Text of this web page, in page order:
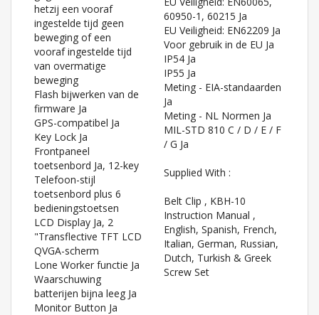
hetzij een vooraf
ingestelde tijd geen
beweging of een
vooraf ingestelde tijd
van overmatige
beweging
Flash bijwerken van de
firmware Ja
GPS-compatibel Ja
Key Lock Ja
Frontpaneel
toetsenbord Ja, 12-key
Telefoon-stijl
toetsenbord plus 6
bedieningstoetsen
LCD Display Ja, 2
"Transflective TFT LCD
QVGA-scherm
Lone Worker functie Ja
Waarschuwing
batterijen bijna leeg Ja
Monitor Button Ja
60950-1, 60215 Ja
EU Veiligheid: EN62209 Ja
Voor gebruik in de EU Ja
IP54 Ja
IP55 Ja
Meting - EIA-standaarden
Ja
Meting - NL Normen Ja
MIL-STD 810 C / D / E / F
/ G Ja
Supplied With :
Belt Clip , KBH-10
Instruction Manual ,
English, Spanish, French,
Italian, German, Russian,
Dutch, Turkish & Greek
Screw Set